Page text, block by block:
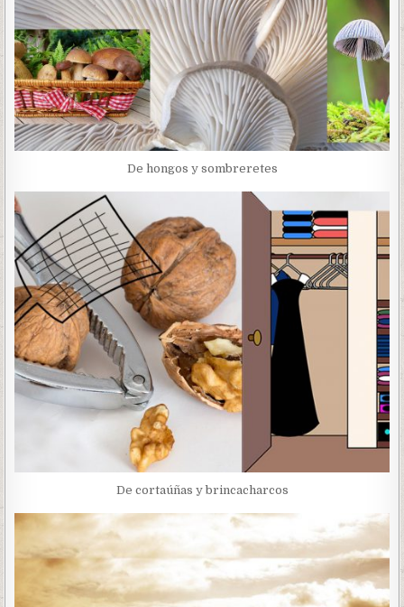
De hongos y sombreretes
De cortaúñas y brincacharcos